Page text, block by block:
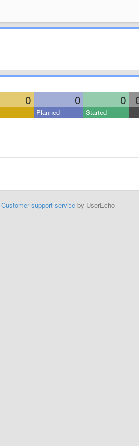
0 0 0
Planned Started
Customer support serviceby UserEcho